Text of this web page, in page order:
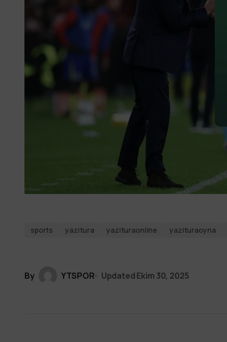
sports yazitura yazituraonline yazituraoyna
By YTSPOR UpdatedEkim 30, 2025